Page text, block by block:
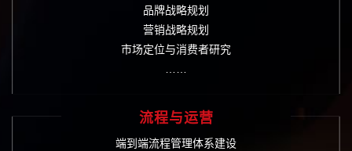
品牌战略规划
营销战略规划
市场定位与消费者研究
流程与运营
端到端流程管理体系建设